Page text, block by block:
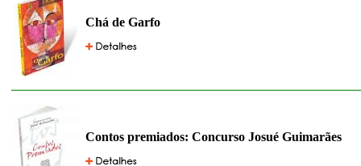
Chá de Garfo
Contos premiados: Concurso Josué Guimarães